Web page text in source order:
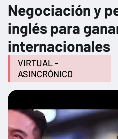
Negociación y
inglés para
internacionales
VIRTUAL -
ASINCRÓNICO